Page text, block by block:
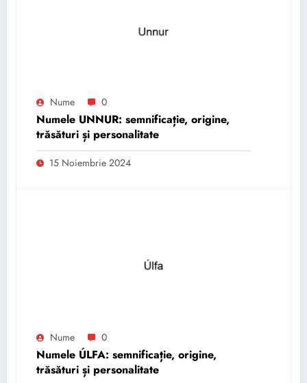
Nume 0
Numele UNNUR: semnificație, origine,
trăsături și personalitate
15 Noiembrie 2024
Nume 0
Numele ÚLFA: semnificație, origine,
trăsături și personalitate